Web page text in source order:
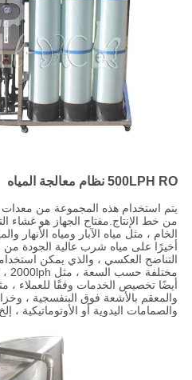
500LPH RO نظام معالجة المياه
يتم استخدام هذه المجموعة من معدات
من خط الإنتاج.مفتاح الجهاز هو غشاء
الخام ، مثل مياه الآبار ومياه الأنهار
أخيرًا على مياه شرب عالية الجودة من
التناضح العكسي ، والذي يمكن استخدامه
أيضًا تخصيص الخدمات وفقًا للعملاء ،
والمعقم بالأشعة فوق البنفسجية ،
والصمامات اليدوية أو الأوتوماتيكية ، إلخ.